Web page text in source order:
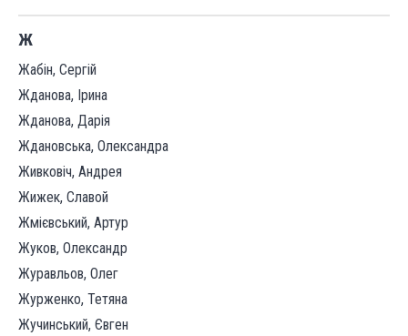
Ж
Жабін, Сергій
Жданова, Ірина
Жданова, Дарія
Ждановська, Олександра
Живковіч, Андрея
Жижек, Славой
Жмієвський, Артур
Жуков, Олександр
Журавльов, Олег
Журженко, Тетяна
Жучинський, Євген